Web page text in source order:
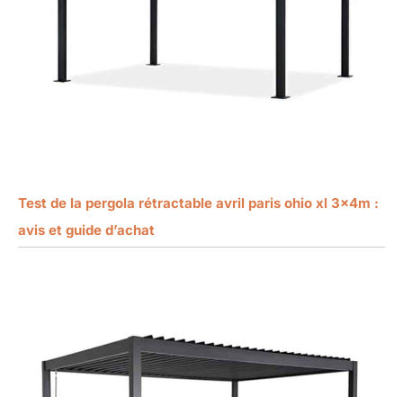
Test de la pergola rétractable avril paris ohio xl 3x4m :
avis et guide d’achat